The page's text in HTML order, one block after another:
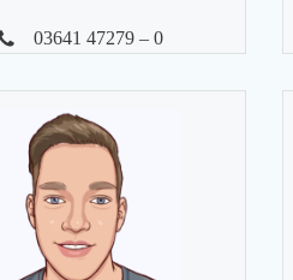
03641 47279 – 0